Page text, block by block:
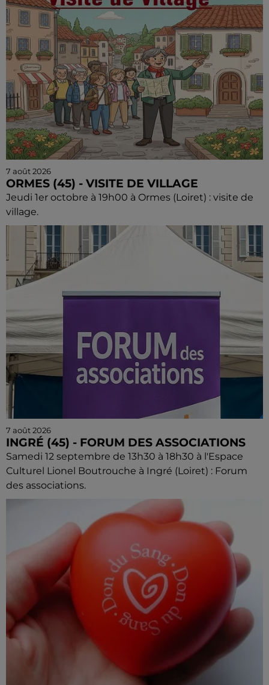
7 août 2026
ORMES (45) - VISITE DE VILLAGE
Jeudi 1er octobre à 19h00 à Ormes (Loiret) : visite de
village.
7 août 2026
INGRÉ (45) - FORUM DES ASSOCIATIONS
Samedi 12 septembre de 13h30 à 18h30 à l'Espace
Culturel Lionel Boutrouche à Ingré (Loiret) : Forum
des associations.